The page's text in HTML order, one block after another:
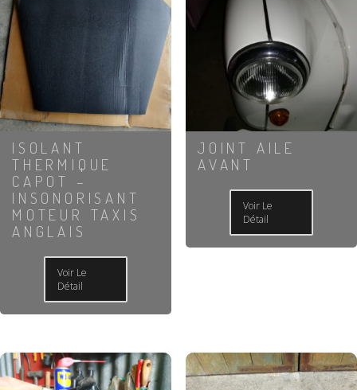
ISOLANT
THERMIQUE
CAPOT –
INSONORISANT
MOTEUR TAXIS
ANGLAIS
Voir Le
Détail
JOINT AILE
AVANT
Voir Le
Détail